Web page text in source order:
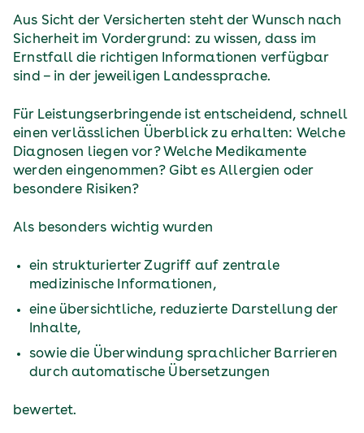
Aus Sicht der Versicherten steht der Wunsch nach
Sicherheit im Vordergrund: zu wissen, dass im
Ernstfall die richtigen Informationen verfügbar
sind – in der jeweiligen Landessprache.
Für Leistungserbringende ist entscheidend, schnell
einen verlässlichen Überblick zu erhalten: Welche
Diagnosen liegen vor? Welche Medikamente
werden eingenommen? Gibt es Allergien oder
besondere Risiken?
Als besonders wichtig wurden
ein strukturierter Zugriff auf zentrale
medizinische Informationen,
eine übersichtliche, reduzierte Darstellung der
Inhalte,
sowie die Überwindung sprachlicher Barrieren
durch automatische Übersetzungen
bewertet.